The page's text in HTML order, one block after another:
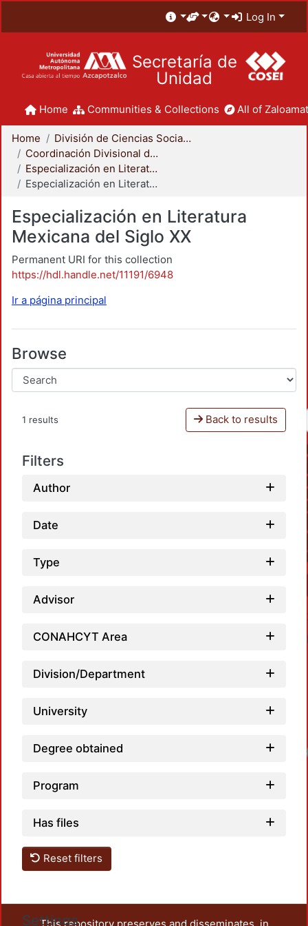
Log In
Secretaría de
Unidad
Home Communities & Collections All of
Home
División de Ciencias Sociales y Humanidades
Coordinación Divisional de Posgrado
Especialización en Literatura Mexicana del Siglo XX
Especialización en Literatura Mexicana del Siglo XX
Especialización en Literatura
Mexicana del Siglo XX
Permanent URI for this collection
https://hdl.handle.net/11191/6948
Ir a página principal
Browse
1 results Back to results
Filters
Author
Date
Type
Advisor
CONAHCYT Area
Division/Department
University
Degree obtained
Program
Has files
Reset filters
Settings